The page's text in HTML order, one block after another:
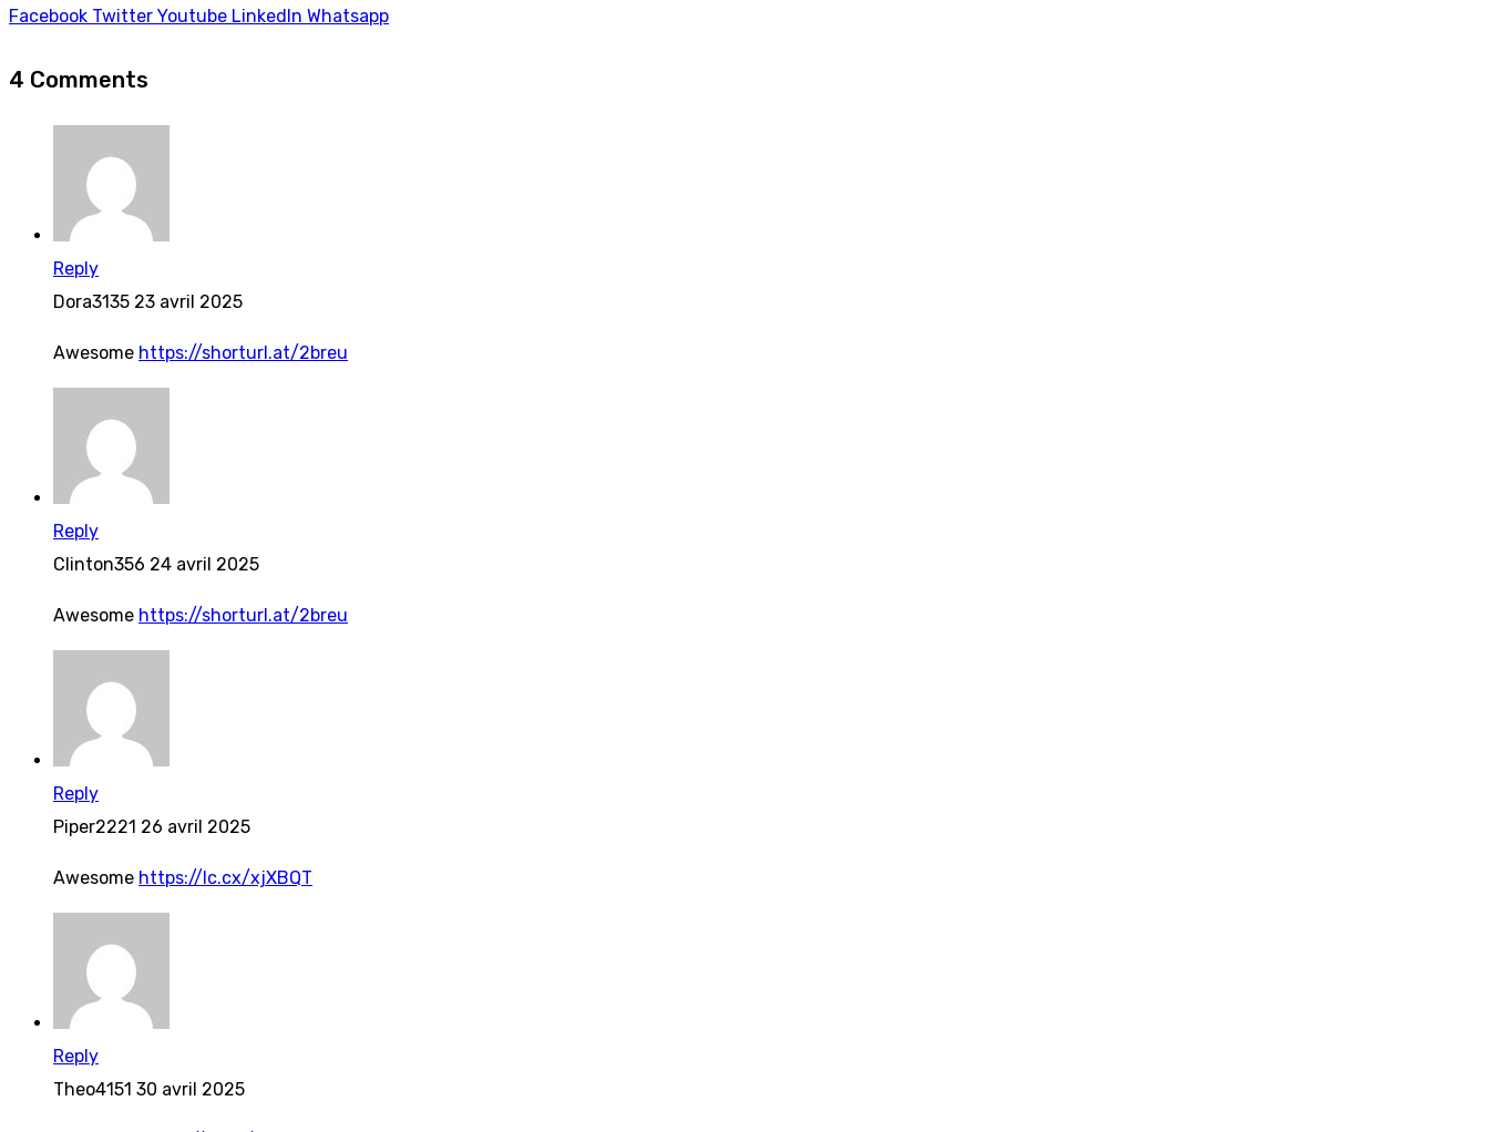
Facebook Twitter Youtube LinkedIn Whatsapp
4 Comments
Reply
Dora3135 23 avril 2025
Awesome https://shorturl.at/2breu
Reply
Clinton356 24 avril 2025
Awesome https://shorturl.at/2breu
Reply
Piper2221 26 avril 2025
Awesome https://lc.cx/xjXBQT
Reply
Theo4151 30 avril 2025